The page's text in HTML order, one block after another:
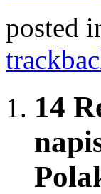
posted
14